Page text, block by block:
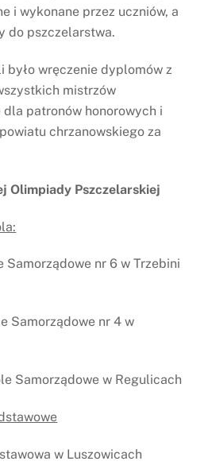
i wykonane przez uczniów, a
do pszczelarstwa.
było wręczenie dyplomów z
mistrzów
patronów honorowych i
chrzanowskiego za
Olimpiady Pszczelarskiej
Samorządowe nr 6 w Trzebini
Samorządowe nr 4 w
Samorządowe w Regulicach
w Luszowicach